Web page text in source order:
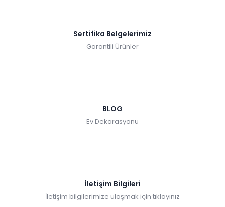
Sertifika Belgelerimiz
Garantili Ürünler
BLOG
Ev Dekorasyonu
İletişim Bilgileri
İletişim bilgilerimize ulaşmak için tıklayınız